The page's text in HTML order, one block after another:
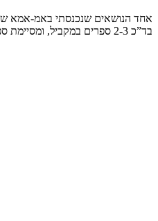
אחד הנושאים שנכנסתי באמ-אמא
בד”כ 2-3 ספרים במקביל, ומסיימת ספר בשבוע, פלוס מינוס. ברור לי שלא כולם כמוני, והסקירה הזו תעזור להחליט במה להשקיע את זמן קריאה יקר, ובמה לא.